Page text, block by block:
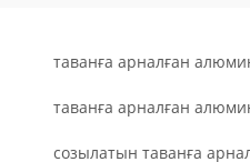
таванға арналған
таванға арналған
созылатын таванға